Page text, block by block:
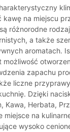
na miejscu
różnorodne
a także
aromatach.
możliwość
zapachu
liczne
Dzięki
Kawa, Herbata,
miejsce na
wysoko